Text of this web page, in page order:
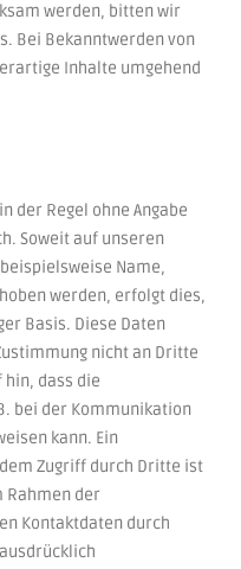
werden, bitten wir
Bei Bekanntwerden von
Inhalte umgehend
der Regel ohne Angabe
Soweit auf unseren
Name,
werden, erfolgt dies,
Basis. Diese Daten
nicht an Dritte
dass die
bei der Kommunikation
kann. Ein
Zugriff durch Dritte ist
Rahmen der
Kontaktdaten durch